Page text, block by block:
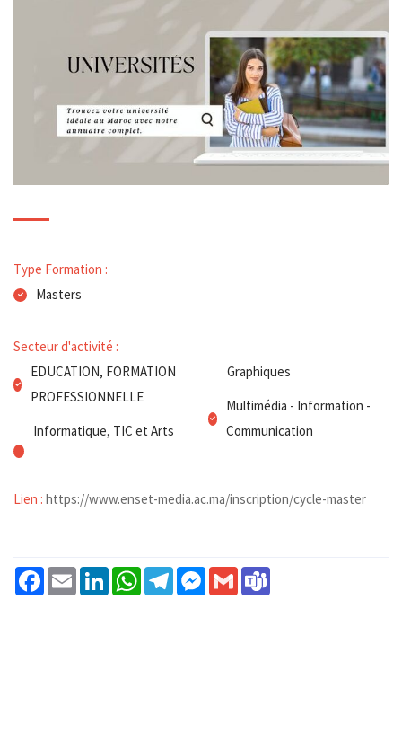
Type Formation :
Masters
Secteur d'activité :
EDUCATION, FORMATION
PROFESSIONNELLE
Informatique, TIC et Arts
Graphiques
Multimédia - Information -
Communication
Lien : https://www.enset-media.ac.ma/inscription/cycle-master
FacebookEmail LinkedInWhatsAppTelegramMessenger
Gmail